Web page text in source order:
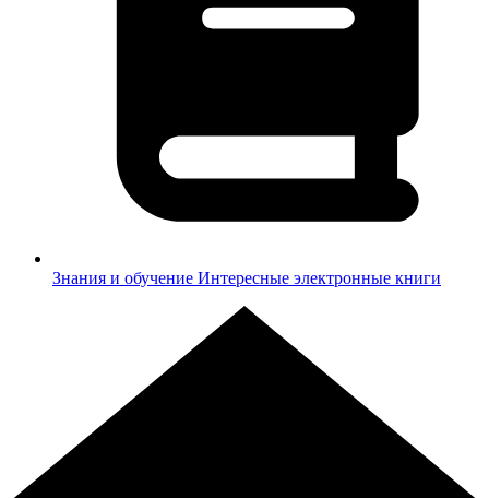
Знания и обучение Интересные электронные книги